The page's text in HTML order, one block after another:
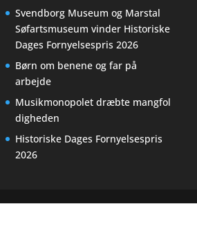
Svendborg Museum og Marstal
Søfartsmuseum vinder Historiske
Dages Fornyelsespris 2026
Børn om benene og far på
arbejde
Musikmonopolet dræbte mangfol
digheden
Historiske Dages Fornyelsespris
2026